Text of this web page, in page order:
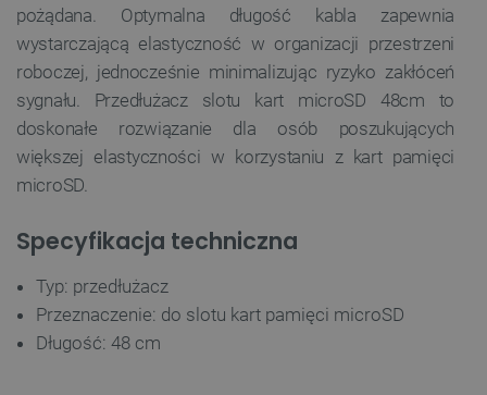
pożądana. Optymalna długość kabla zapewnia
wystarczającą elastyczność w organizacji przestrzeni
roboczej, jednocześnie minimalizując ryzyko zakłóceń
sygnału. Przedłużacz slotu kart microSD 48cm to
doskonałe rozwiązanie dla osób poszukujących
większej elastyczności w korzystaniu z kart pamięci
microSD.
Specyfikacja techniczna
Typ: przedłużacz
Przeznaczenie: do slotu kart pamięci microSD
Długość: 48 cm